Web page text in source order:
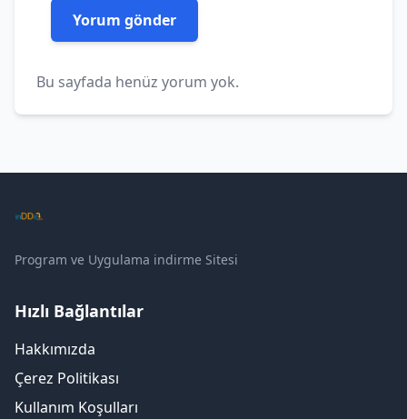
Bu sayfada henüz yorum yok.
Program ve Uygulama indirme Sitesi
Hızlı Bağlantılar
Hakkımızda
Çerez Politikası
Kullanım Koşulları